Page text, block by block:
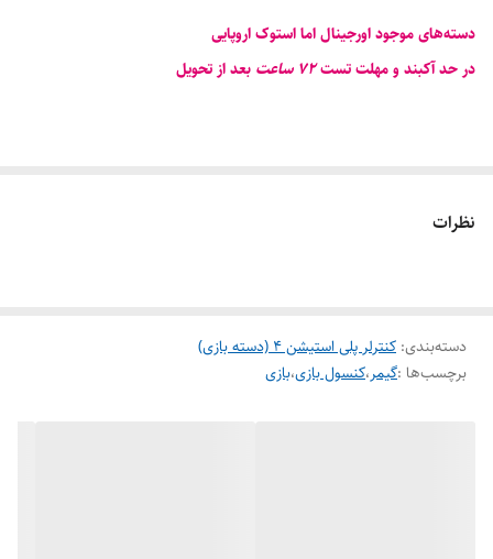
کاربرد در چه کنسولی پلی‌استیشن ۴ ، کامپیوتر، لبتاپ، ios, android
دسته‌های موجود اورجینال اما استوک اروپایی
در حد آکبند و مهلت تست۷۲ ساعت بعد از تحویل
نظرات
دسته‌بندی: کنترلر پلی استیشن 4 (دسته بازی)
برچسب‌ها :گیمر،کنسول بازی،بازی